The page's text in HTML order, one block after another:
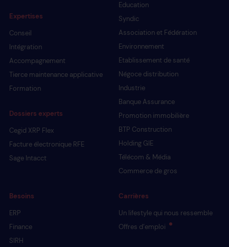
Expertises
Conseil
Intégration
Accompagnement
Tierce maintenance applicative
Formation
Dossiers experts
Cegid XRP Flex
Facture électronique RFE
Sage Intacct
Education
Syndic
Association et Fédération
Environnement
Etablissement de santé
Négoce distribution
Industrie
Banque Assurance
Promotion immobilière
BTP Construction
Holding GIE
Télécom & Média
Commerce de gros
Besoins
ERP
Finance
SIRH
Carrières
Un lifestyle qui nous ressemble
Offres d’emploi